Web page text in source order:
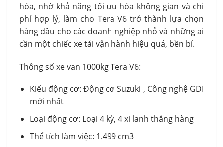
hóa, nhờ khả năng tối ưu hóa không gian và chi
phí hợp lý, làm cho Tera V6 trở thành lựa chọn
hàng đầu cho các doanh nghiệp nhỏ và những ai
cần một chiếc xe tải vận hành hiệu quả, bền bỉ.
Thông số xe van 1000kg Tera V6:
Kiểu động cơ: Động cơ Suzuki , Công nghệ GDI
mới nhất
Loại động cơ: Loại 4 kỳ, 4 xi lanh thẳng hàng
Thể tích làm việc: 1.499 cm3